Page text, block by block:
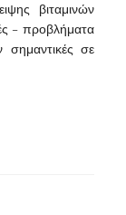
βιταμινών
– προβλήματα
σε